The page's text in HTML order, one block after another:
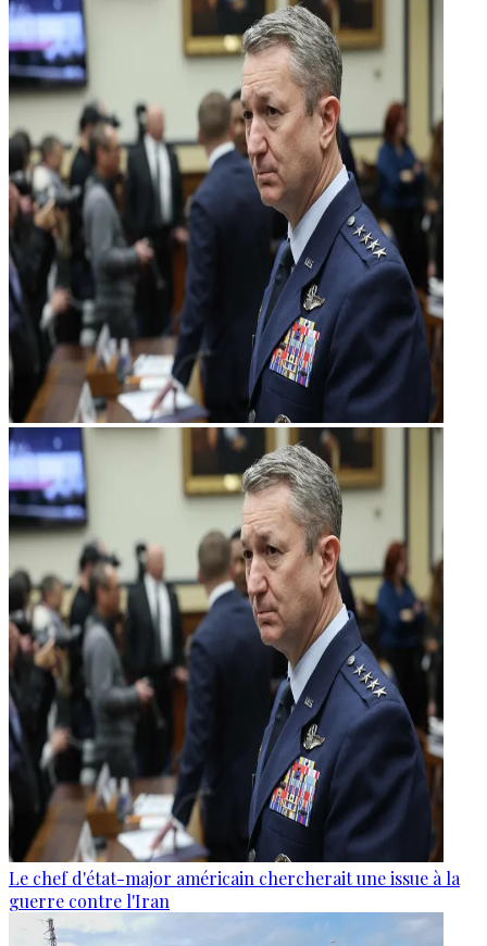
Le chef d'état-major américain chercherait une issue à la
guerre contre l'Iran